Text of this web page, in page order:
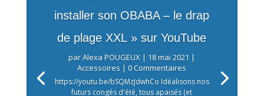
installer son OBABA – le drap
de plage XXL » sur YouTube
parAlexa POUGEUX | 18 mai 2021 |
Accessoires | 0 Commentaires
https://youtu.be/bSQMzJdwhCo Idéalisons nos
futurs congés d'été, tous apaisés (et